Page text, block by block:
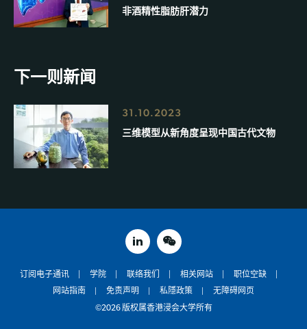
非酒精性脂肪肝潜力
下一则新闻
31.10.2023
三维模型从新角度呈现中国古代文物
订阅电子通讯 学院 联络我们 相关网站
职位空缺
网站指南
免责声明 私隱政策 无障碍网页
©2026 版权属香港浸会大学所有
linked inweixin